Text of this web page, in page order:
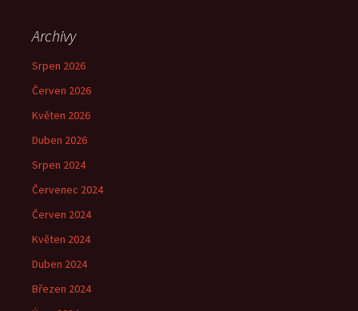
Archivy
Srpen 2026
Červen 2026
Květen 2026
Duben 2026
Srpen 2024
Červenec 2024
Červen 2024
Květen 2024
Duben 2024
Březen 2024